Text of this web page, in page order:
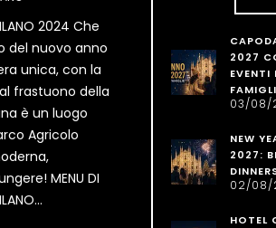
2024 Che
del nuovo anno
unica, con la
frastuono della
è un luogo
Agricolo
MENU DI
2027
EVENTI
03/08/
NEW
2027:
02/08/
HOTEL